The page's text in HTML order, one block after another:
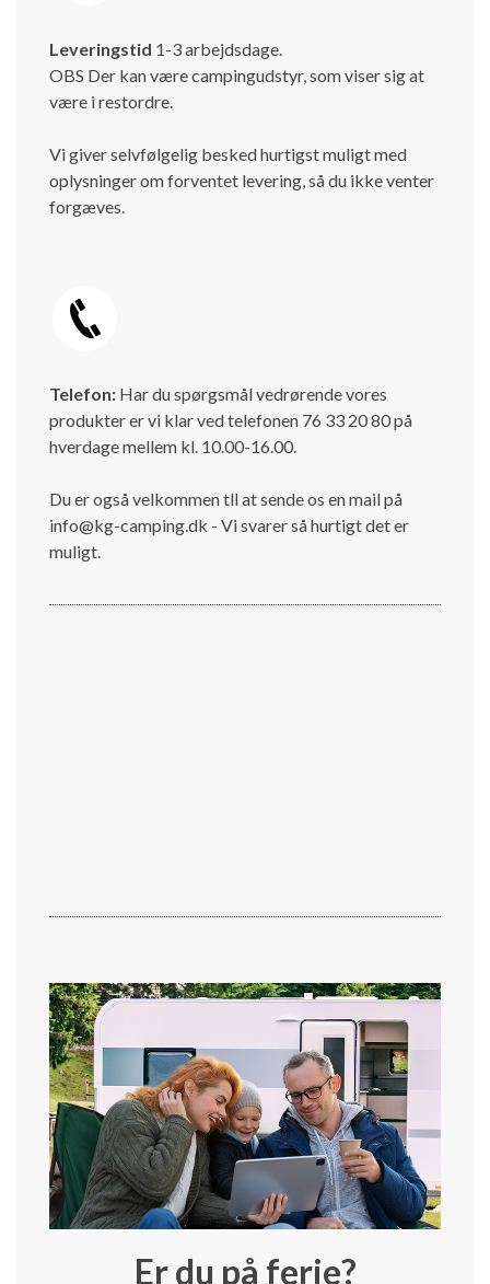
Leveringstid 1-3 arbejdsdage.
OBS Der kan være campingudstyr, som viser sig at
være i restordre.
Vi giver selvfølgelig besked hurtigst muligt med
oplysninger om forventet levering, så du ikke venter
forgæves.
Telefon: Har du spørgsmål vedrørende vores
produkter er vi klar ved telefonen 76 33 20 80 på
hverdage mellem kl. 10.00-16.00.
Du er også velkommen tll at sende os en mail på
info@kg-camping.dk - Vi svarer så hurtigt det er
muligt.
Er du på ferie?